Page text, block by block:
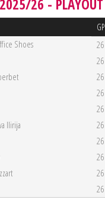
26 - PLAYOUT
GP
Shoes 26
26
26
26
26
Ilirija 26
26
26
26
26